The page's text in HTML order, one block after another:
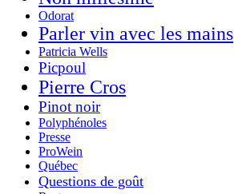
Odorat
Parler vin avec les mains
Patricia Wells
Picpoul
Pierre Cros
Pinot noir
Polyphénoles
Presse
ProWein
Québec
Questions de goût